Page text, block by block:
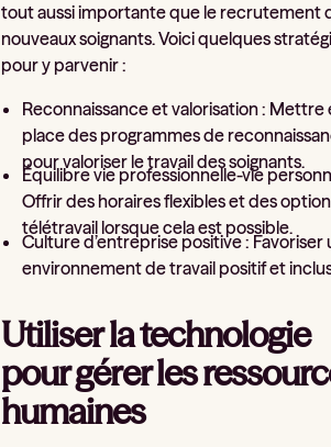
tout aussi importante que le recrutement
nouveaux soignants. Voici quelques
pour y parvenir :
Reconnaissance et valorisation : Mettre
place des programmes de
pour valoriser le travail des soignants.
Équilibre vie professionnelle-vie
Offrir des horaires flexibles et des
télétravail lorsque cela est possible.
Culture d’entreprise positive : Favoriser
environnement de travail positif et
Utiliser la technologie
pour gérer les
humaines